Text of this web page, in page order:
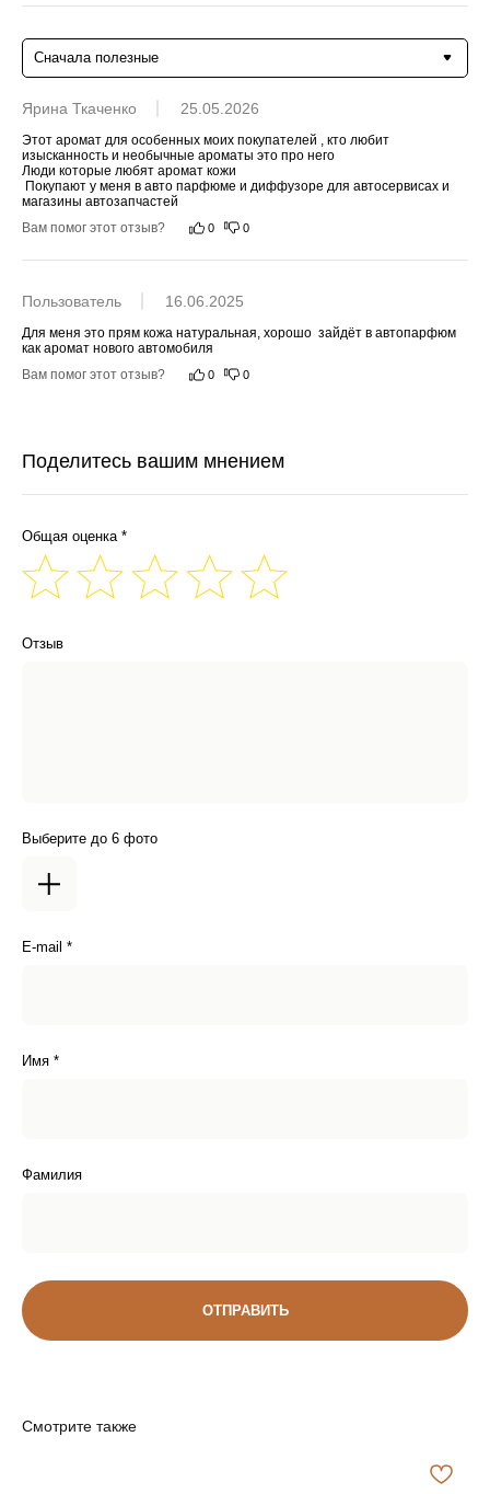
Сначала полезные
Ярина Ткаченко 25.05.2026
Этот аромат для особенных моих покупателей , кто любит
изысканность и необычные ароматы это про него
Люди которые любят аромат кожи
магазины автозапчастей
Вам помог этот отзыв?
0 0
Пользователь 16.06.2025
Для меня это прям кожа натуральная, хорошо  зайдёт в автопарфюм
как аромат нового автомобиля
Вам помог этот отзыв?
0 0
Поделитесь вашим мнением
Общая оценка *
Отзыв
Выберите до 6 фото
E-mail *
Имя *
Фамилия
ОТПРАВИТЬ
Смотрите также
ДОСТАВКА ПО РОССИИ
НА СВЯЗИ С ВАМИ